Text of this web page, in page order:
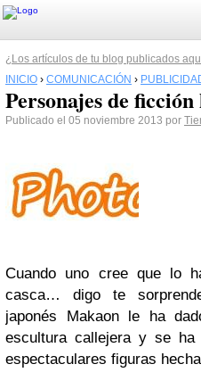
¿Los artículos de tu blog publicados
INICIO › COMUNICACIÓN ›
Personajes de
Publicado el 05 noviembre 2013 por
Cuando uno cree que lo
casca… digo te
japonés Makaon le ha
escultura callejera y se
espectaculares figuras